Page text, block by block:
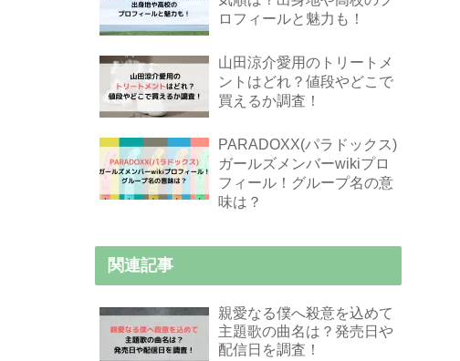
ロフィールと魅力も！
山田涼介愛用のトリートメ
ントはどれ？値段やどこで
買えるか調査！
PARADOXX(パラドックス)
ガールズメンバーwikiプロ
フィール！グループ名の意
味は？
関連記事
親愛なる僕へ殺意を込めて
主題歌の曲名は？発売日や
配信日を調査！